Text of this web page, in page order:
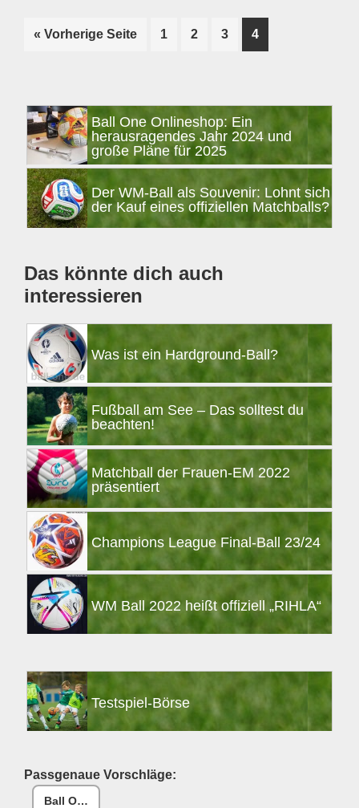
« Vorherige Seite
Seite
1 Seite
2 Seite
3 Seite
4
SeitenspalteBall One Onlineshop: Ein
herausragendes Jahr 2024 und
große Pläne für 2025
Der WM-Ball als Souvenir: Lohnt sich
der Kauf eines offiziellen Matchballs?
Das könnte dich auch
interessieren
Was ist ein Hardground-Ball?
Fußball am See – Das solltest du
beachten!
Matchball der Frauen-EM 2022
präsentiert
Champions League Final-Ball 23/24
WM Ball 2022 heißt offiziell „RIHLA“
Testspiel-Börse
Passgenaue Vorschläge:
Ball One Reparaturset